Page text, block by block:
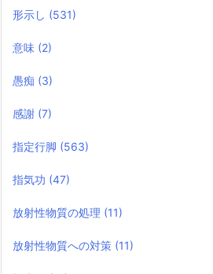
形示し (531)
意味 (2)
愚痴 (3)
感謝 (7)
指定行脚 (563)
指気功 (47)
放射性物質の処理 (11)
放射性物質への対策 (11)